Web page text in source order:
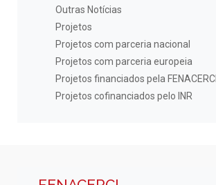
Outras Notícias
Projetos
Projetos com parceria nacional
Projetos com parceria europeia
Projetos financiados pela FENACERCI
Projetos cofinanciados pelo INR